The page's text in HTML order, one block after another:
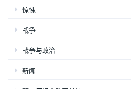
惊悚
战争
战争与政治
新闻